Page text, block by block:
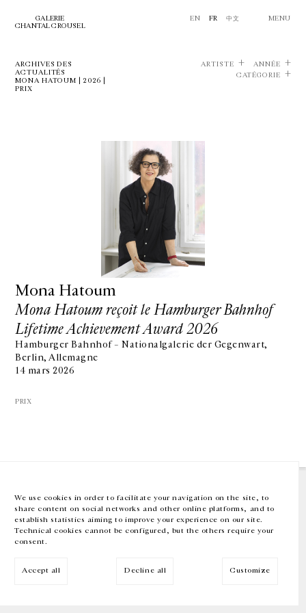
We use cookies in order to facilitate your navigation on the site, to
share content on social networks and other online platforms, and to
establish statistics aiming to improve your experience on our site.
Technical cookies cannot be configured, but the others require your
consent.
Accept all Decline all Customize
GALERIE
CHANTAL CROUSEL
EN FR 中文 MENU
ARCHIVES DES
ACTUALITÉS
MONA HATOUM | 2026 |
PRIX
ARTISTE
ANNÉE
CATÉGORIE
Mona Hatoum
Mona Hatoum reçoit le Hamburger Bahnhof
Lifetime Achievement Award 2026
Hamburger Bahnhof – Nationalgalerie der Gegenwart,
Berlin, Allemagne
14 mars 2026
PRIX
GALERIE CHANTAL CROUSEL
10 RUE CHARLOT, 75003 PARIS
T. +33 1 42 77 38 87
GALERIE@CROUSEL.COM
HORAIRES D'OUVERTURE
EN FR 中文 Facebook Instagram
Inscrivez-vous à notre newsletter